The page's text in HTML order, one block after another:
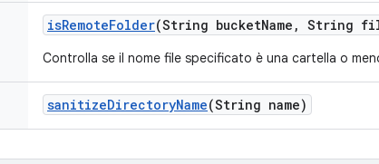
isRemoteFolder(String bucketName , String
Controlla se il nome file specificato è una cartella o
sanitizeDirectoryName(String name)